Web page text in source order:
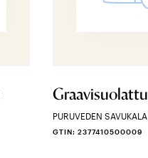
PURUVEDEN
GTIN: 2377410500009